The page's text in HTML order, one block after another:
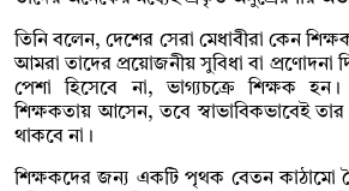
তিনি বলেন, দেশের সেরা মেধাবীরা কেন
আমরা তাদের প্রয়োজনীয় সুবিধা বা প্রণোদনা
পেশা হিসেবে না, ভাগ্যচক্রে শিক্ষক
শিক্ষকতায় আসেন, তবে স্বাভাবিকভাবেই তার
থাকবে না।
শিক্ষকদের জন্য একটি পৃথক বেতন কাঠামো